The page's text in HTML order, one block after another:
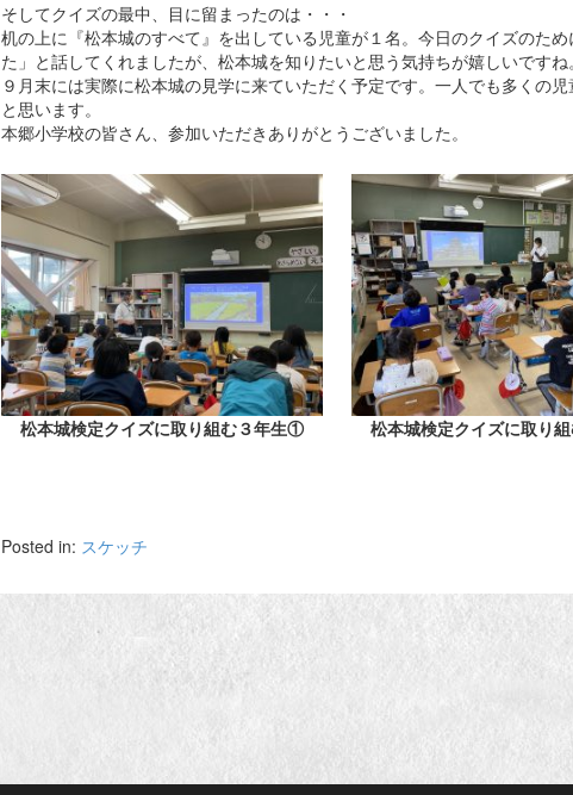
そしてクイズの最中、目に留まったのは・・・
机の上に『松本城のすべて』を出している児童が１名。今日のクイズのた
た」と話してくれましたが、松本城を知りたいと思う気持ちが嬉しいですね。
９月末には実際に松本城の見学に来ていただく予定です。一人でも多くの
と思います。
本郷小学校の皆さん、参加いただきありがとうございました。
松本城検定クイズに取り組む３年生① 松本城検定クイズに取り
Posted in: スケッチ